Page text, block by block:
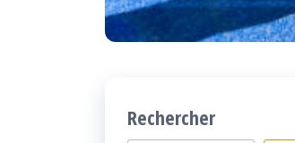
Rechercher